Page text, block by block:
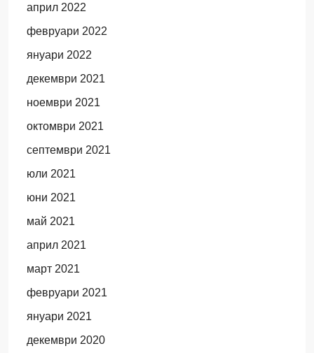
април 2022
февруари 2022
януари 2022
декември 2021
ноември 2021
октомври 2021
септември 2021
юли 2021
юни 2021
май 2021
април 2021
март 2021
февруари 2021
януари 2021
декември 2020